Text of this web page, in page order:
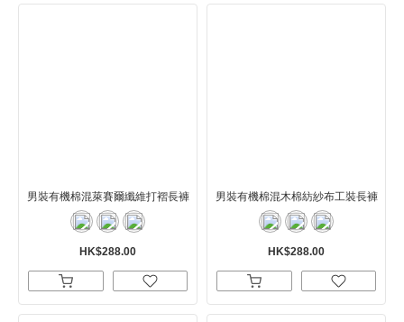
男裝有機棉混萊賽爾纖維打褶長褲
HK$288.00
男裝有機棉混木棉紡紗布工裝長褲
HK$288.00